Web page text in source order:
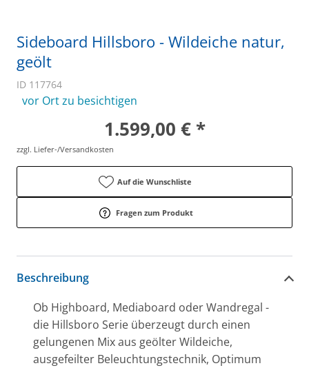
Sideboard Hillsboro - Wildeiche natur,
geölt
ID 117764
vor Ort zu besichtigen
1.599,00 € *
zzgl. Liefer-/Versandkosten
Auf die Wunschliste
Fragen zum Produkt
Beschreibung
Ob Highboard, Mediaboard oder Wandregal -
die Hillsboro Serie überzeugt durch einen
gelungenen Mix aus geölter Wildeiche,
ausgefeilter Beleuchtungstechnik, Optimum